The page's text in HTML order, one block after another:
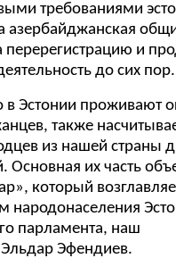
требованиями
азербайджанская
и
до сих пор.
в Эстонии проживают
также
из нашей страны
Основная их часть
который
народонаселения
парламента, наш
Эльдар Эфендиев.